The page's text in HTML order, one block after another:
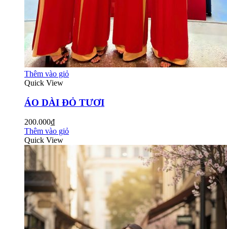
Thêm vào giỏ
Quick View
ÁO DÀI ĐỎ TƯƠI
200.000₫
Thêm vào giỏ
Quick View